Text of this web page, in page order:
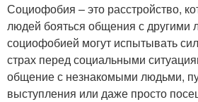
Социофобия – это расстройство,
людей бояться общения с
социофобией могут испытывать
страх перед социальными
общение с незнакомыми людьми,
выступления или даже просто